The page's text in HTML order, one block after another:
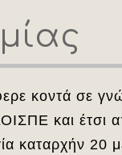
κοντά σε
και έτσι
καταρχήν 20